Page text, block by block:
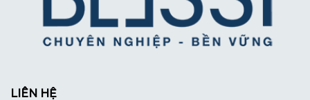
LIÊN HỆ